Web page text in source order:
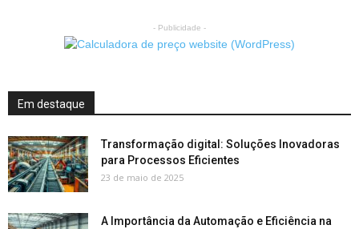
- Publicidade -
Em destaque
Transformação digital: Soluções Inovadoras
para Processos Eficientes
23 de maio de 2025
A Importância da Automação e Eficiência na